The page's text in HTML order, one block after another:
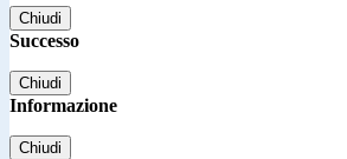
Chiudi
Successo
Chiudi
Informazione
Chiudi